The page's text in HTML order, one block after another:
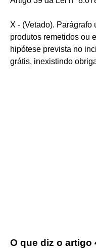
X - (Vetado).
produtos remetidos ou
hipótese prevista no
grátis, inexistindo
O que diz o artigo